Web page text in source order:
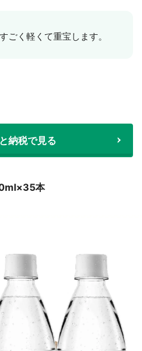
ごく軽くて重宝します。
納税で見る
本